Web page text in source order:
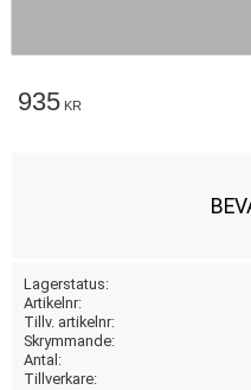
935 KR
Lagerstatus
Artikelnr
Tillv. artikelnr
Skrymmande
Antal
Tillverkare